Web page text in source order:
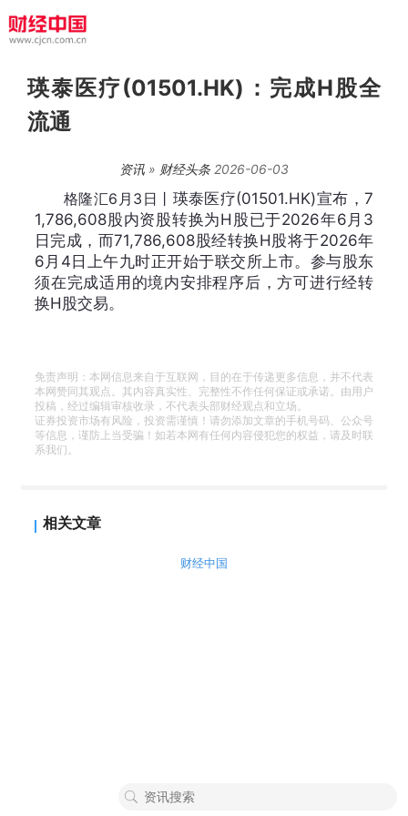
瑛泰医疗(01501.HK)：完成H股全
流通
资讯 » 财经头条2026-06-03
格隆汇6月3日丨 瑛泰医疗(01501.HK)宣布，7
1,786,608股内资股转换为H股已于2026年6月3
日完成，而71,786,608股经转换H股将于2026年
6月4日上午九时正开始于联交所上市。参与股东
须在完成适用的境内安排程序后，方可进行经转
换H股交易。
免责声明：本网信息来自于互联网，目的在于传递更多信息，并不代表
本网赞同其观点。其内容真实性、完整性不作任何保证或承诺。由用户
投稿，经过编辑审核收录，不代表头部财经观点和立场。
证券投资市场有风险，投资需谨慎！请勿添加文章的手机号码、公众号
等信息，谨防上当受骗！如若本网有任何内容侵犯您的权益，请及时联
系我们。
相关文章
财经中国